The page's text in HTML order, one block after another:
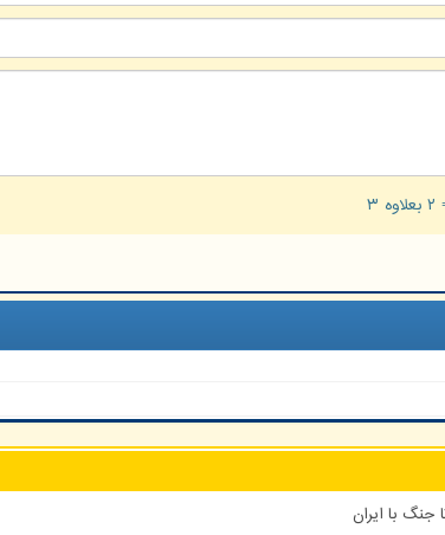
۳
جنگ با ایران